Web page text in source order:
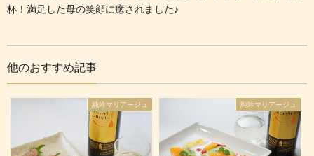
杯！満足した母の笑顔に癒されました♪
他のおすすめ記事
純吟マリアージュ 純吟マリアージュ